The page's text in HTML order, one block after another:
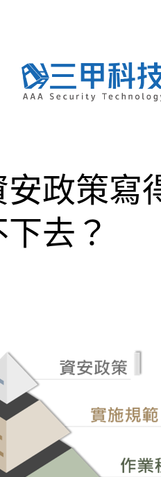
政策寫
去？